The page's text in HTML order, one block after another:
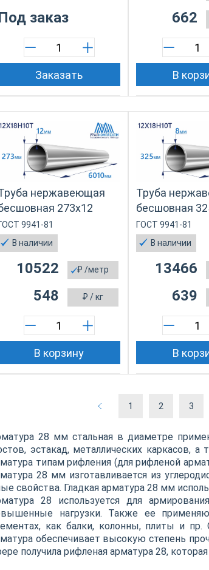
заказ
Заказать
662
В
нержавеющая
273х12
9941-81
В наличии
₽ /метр
10522
₽ / кг
548
В корзину
Труба
бесшовная
ГОСТ 9941-81
В наличии
13466
639
В
1 2 3
28 мм стальная в диаметре
эстакад, металлических каркасов,
типам рифления (для рифленой
28 мм изготавливается из
свойства. Гладкая арматура 28 мм
28 используется для
нагрузки. Также ее
как балки, колонны, плиты и пр.
обеспечивает высокую степень
получила рифленая арматура 28,